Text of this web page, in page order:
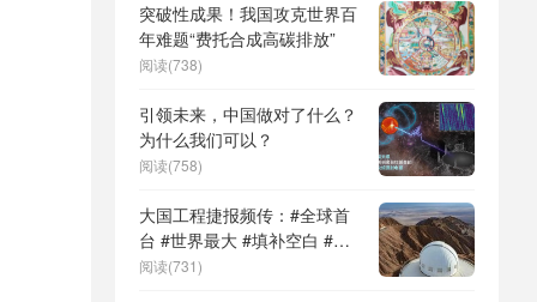
突破性成果！我国攻克世界百
年难题“费托合成高碳排放”
阅读(738)
引领未来，中国做对了什么？
为什么我们可以？
阅读(758)
大国工程捷报频传：#全球首
台 #世界最大 #填补空白 #突
破关键节点
阅读(731)